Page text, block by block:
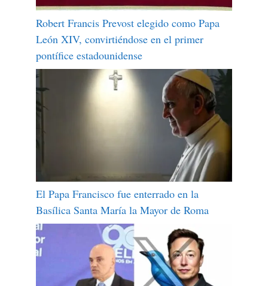
Robert Francis Prevost elegido como Papa
León XIV, convirtiéndose en el primer
pontífice estadounidense
El Papa Francisco fue enterrado en la
Basílica Santa María la Mayor de Roma